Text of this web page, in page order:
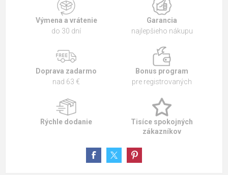
Výmena a vrátenie
do 30 dní
Garancia
najlepšieho nákupu
Doprava zadarmo
nad 63 €
Bonus program
pre registrovaných
Rýchle dodanie
Tisíce spokojných
zákazníkov